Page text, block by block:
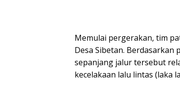
​Memulai pergerakan, tim
Desa Sibetan.
sepanjang jalur tersebut
kecelakaan lalu lintas (laka